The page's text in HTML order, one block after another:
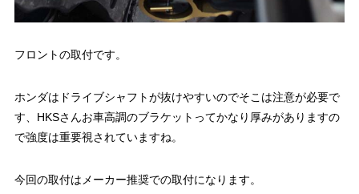
フロントの取付です。
ホンダはドライブシャフトが抜けやすいのでそこは注意が必要で
す、HKSさんお車高調のブラケットってかなり厚みがありますの
で強度は重要視されていますね。
今回の取付はメーカー推奨での取付になります。